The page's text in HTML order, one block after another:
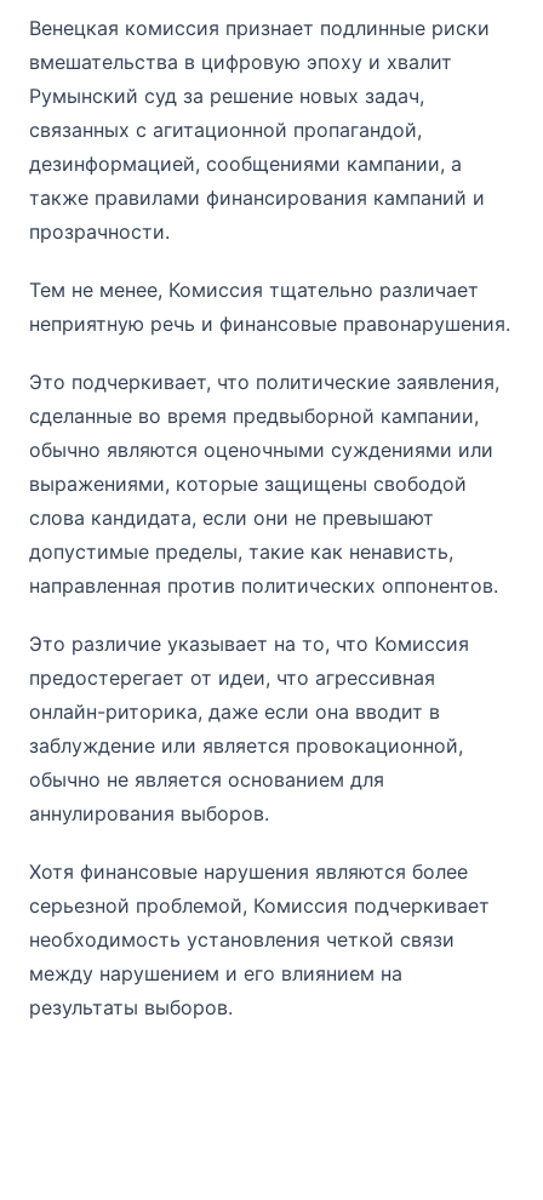
Венецкая комиссия признает подлинные риски
вмешательства в цифровую эпоху и хвалит
Румынский суд за решение новых задач,
связанных с агитационной пропагандой,
дезинформацией, сообщениями кампании, а
также правилами финансирования кампаний и
прозрачности.
Тем не менее, Комиссия тщательно различает
неприятную речь и финансовые правонарушения.
Это подчеркивает, что политические заявления,
сделанные во время предвыборной кампании,
обычно являются оценочными суждениями или
выражениями, которые защищены свободой
слова кандидата, если они не превышают
допустимые пределы, такие как ненависть,
направленная против политических оппонентов.
Это различие указывает на то, что Комиссия
предостерегает от идеи, что агрессивная
онлайн-риторика, даже если она вводит в
заблуждение или является провокационной,
обычно не является основанием для
аннулирования выборов.
Хотя финансовые нарушения являются более
серьезной проблемой, Комиссия подчеркивает
необходимость установления четкой связи
между нарушением и его влиянием на
результаты выборов.